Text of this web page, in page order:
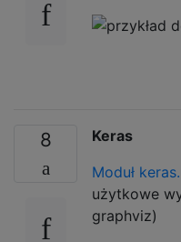
8
Keras
Moduł
użytkowe
graphviz)